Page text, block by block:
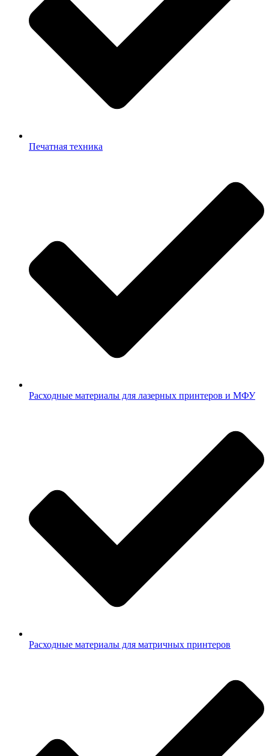
Печатная техника
Расходные материалы для лазерных принтеров и МФУ
Расходные материалы для матричных принтеров